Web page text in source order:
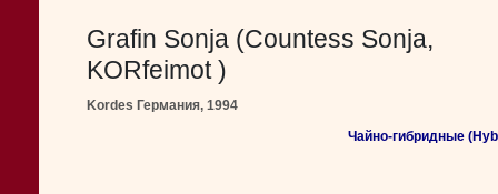
Grafin Sonja (Countess Sonja,
KORfeimot )
Kordes Германия, 1994
Чайно-гибридные